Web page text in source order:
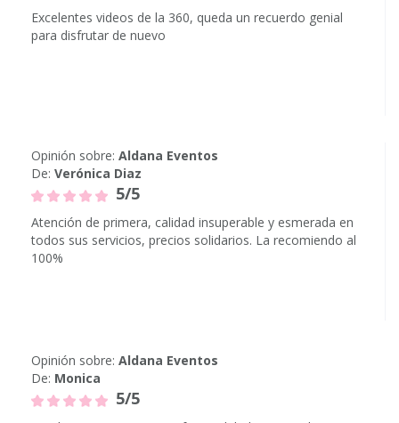
Excelentes videos de la 360, queda un recuerdo genial
para disfrutar de nuevo
Opinión sobre: Aldana Eventos
De: Verónica Diaz
5/5
Atención de primera, calidad insuperable y esmerada en
todos sus servicios, precios solidarios. La recomiendo al
100%
Opinión sobre: Aldana Eventos
De: Monica
5/5